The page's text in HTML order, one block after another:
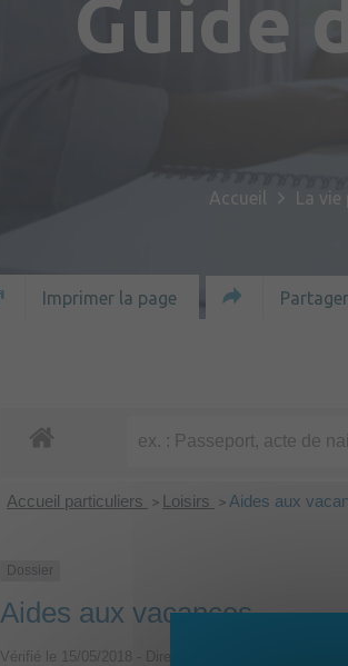
Guide
Accueil La
Imprimer la page
Accueil particuliers > Loisirs > Aides aux
Dossier
Aides aux vacances
Vérifié le 15/05/2018 - Direction de l'information